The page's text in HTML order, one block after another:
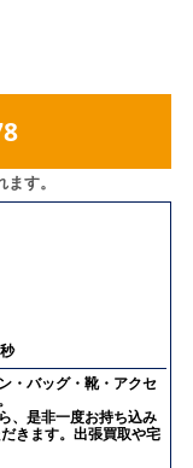
す。
・バッグ・靴・アクセ
、是非一度お持ち込み
きます。出張買取や宅